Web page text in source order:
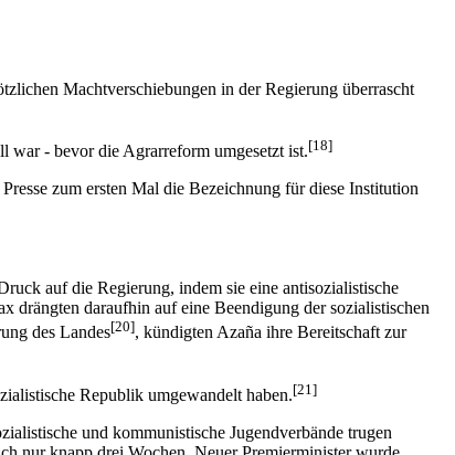
Machtverschiebungen in der Regierung überrascht
war - bevor die Agrarreform umgesetzt ist.[18]
zum ersten Mal die Bezeichnung für diese Institution
auf die Regierung, indem sie eine antisozialistische
daraufhin auf eine Beendigung der sozialistischen
des Landes[20], kündigten Azaña ihre Bereitschaft zur
Republik umgewandelt haben.[21]
und kommunistische Jugendverbände trugen